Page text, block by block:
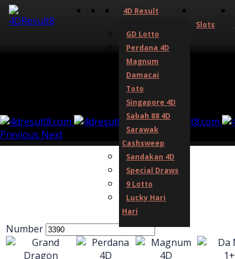
4D Result
GD Lotto
Perdana 4D
Magnum
Damacai
Toto
Singapore 4D
Sabah 88 4D
Sarawak
Cashsweep
Sandakan 4D
Special Draws
9 Lotto
Lucky Hari
Hari
Slots
Previous Next
Number